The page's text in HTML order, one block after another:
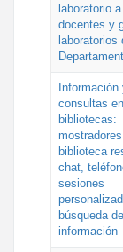
laboratorio
docentes y
laboratorios
Información
consultas
bibliotecas:
biblioteca
chat,
sesiones
búsqueda de
información